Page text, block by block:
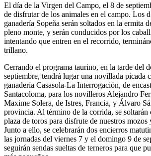
El día de la Virgen del Campo, el 8 de
de disfrutar de los animales en el campo. Los
ganadería Sopeña serán soltados en la ermita
pleno monte, y serán conducidos por los
intentando que entren en el recorrido,
trillano.
Cerrando el programa taurino, en la tarde del
septiembre, tendrá lugar una novillada picada
ganadería Casasola-La Interrogación, de
Santacoloma, para los novilleros Alejandro
Maxime Solera, de Istres, Francia, y Álvaro
provincia. Al término de la corrida, se soltarán
plaza de toros para disfrute de nuestros mozos
Junto a ello, se celebrarán dos encierros
las jornadas del viernes 7 y el domingo 9 de
seguirán sendas sueltas de terneros para que